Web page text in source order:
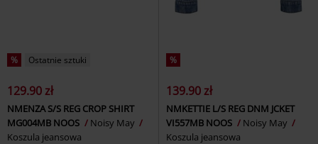
% Ostatnie sztuki
129.90 zł
NMENZA S/S REG CROP SHIRT
MG004MB NOOS
Noisy May
Koszula jeansowa
%
139.90 zł
NMKETTIE L/S REG DNM JCKET
VI557MB NOOS
Noisy May
Koszula jeansowa